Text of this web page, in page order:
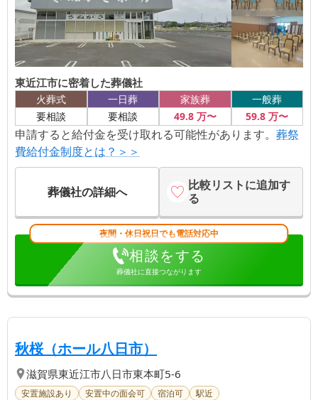
東近江市に密着した葬儀社
火葬式
要相談
一日葬
要相談
家族葬
49.8万〜
一般葬
59.8 万〜
申請すると給付金を受け取れる可能性があります。 葬祭
費給付金制度とは？＞＞
葬儀社の詳細へ
比較リストに追加す
る
夜間・休日祝日でも電話対応中
相談をする
葬儀社に直接つながります
【第3 位】
秋桜（ホール八日市）
滋賀県東近江市八日市東本町5-6
安置施設あり 安置中の面会可 宿泊可
駅近